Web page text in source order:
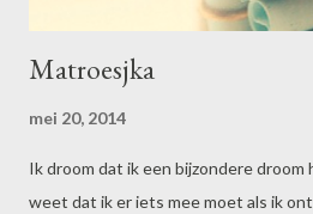
Matroesjka
mei 20, 2014
Ik droom dat ik een bijzondere
weet dat ik er iets mee moet als ik